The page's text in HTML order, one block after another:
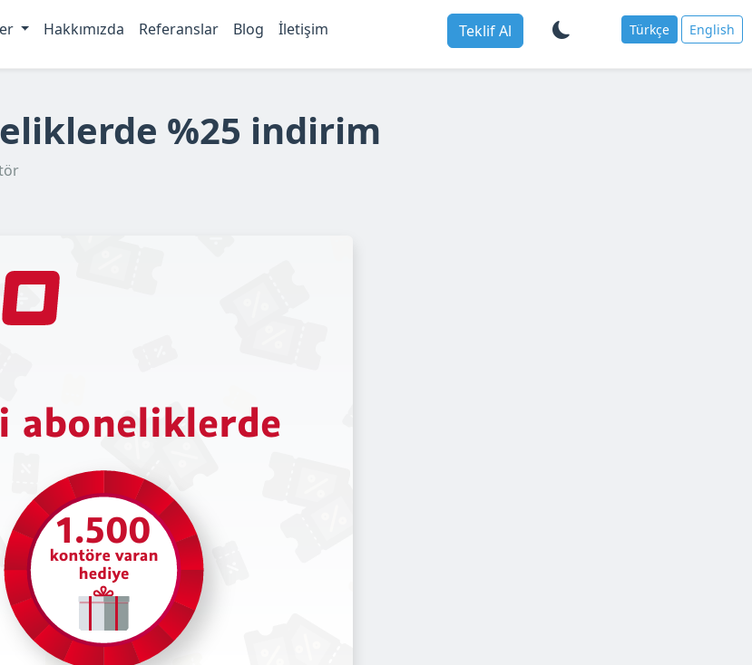
Hakkımızda Referanslar Blog İletişim Teklif Al Türkçe English
%25 indirim